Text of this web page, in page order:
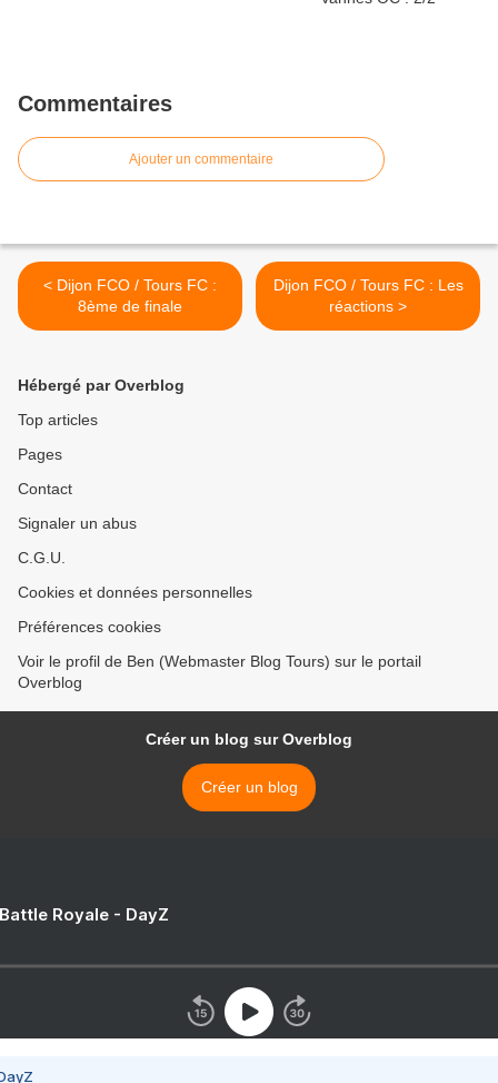
Commentaires
Ajouter un commentaire
< Dijon FCO / Tours FC :
8ème de finale
Dijon FCO / Tours FC : Les
réactions >
Hébergé par Overblog
Top articles
Pages
Contact
Signaler un abus
C.G.U.
Cookies et données personnelles
Préférences cookies
Voir le profil de Ben (Webmaster Blog Tours) sur le portail
Overblog
Créer un blog sur Overblog
Créer un blog
Royale - DayZ